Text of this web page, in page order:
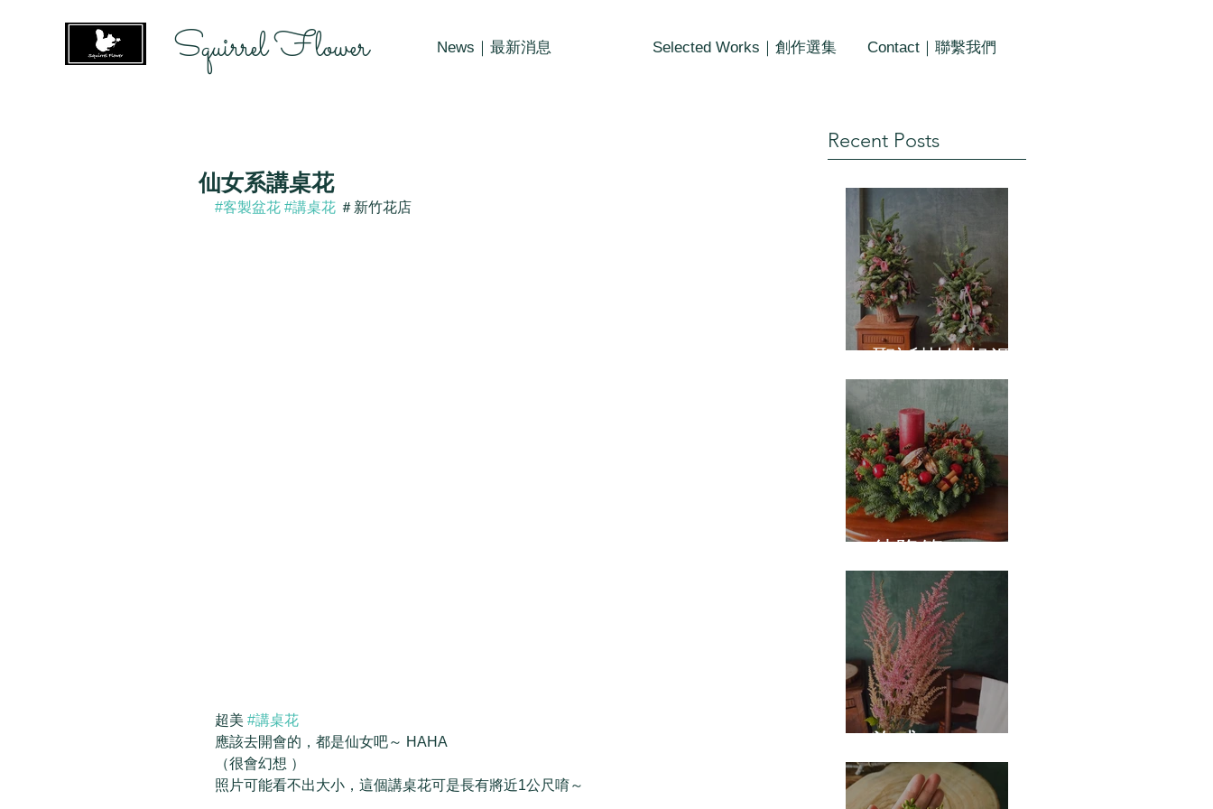
Squirrel Flower News｜最新消息 Selected Works｜創作選集 Contact｜聯繫我們
仙女系講桌花
#客製盆花 #講桌花 ＃新竹花店
超美 #講桌花
應該去開會的，都是仙女吧～ HAHA
（很會幻想 ）
照片可能看不出大小，這個講桌花可是長有將近1公尺唷～
Recent Posts
聖誕樹的起源
待降節
泡盛